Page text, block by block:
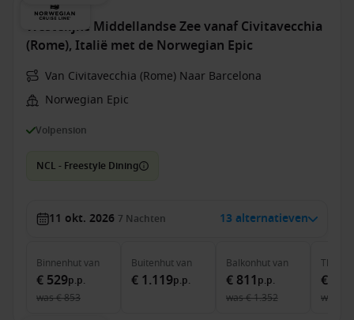
Westelijke Middellandse Zee vanaf Civitavecchia
(Rome), Italië met de Norwegian Epic
Van Civitavecchia (Rome) Naar Barcelona
Norwegian Epic
Volpension
NCL - Freestyle Dining
11 okt. 2026 7 Nachten 13 alternatieven
Binnenhutvan
€ 529p.p.
was€ 853
Buitenhutvan
€ 1.119p.p.
Balkonhutvan
€ 811 p.p.
was€ 1.352
The
€
was